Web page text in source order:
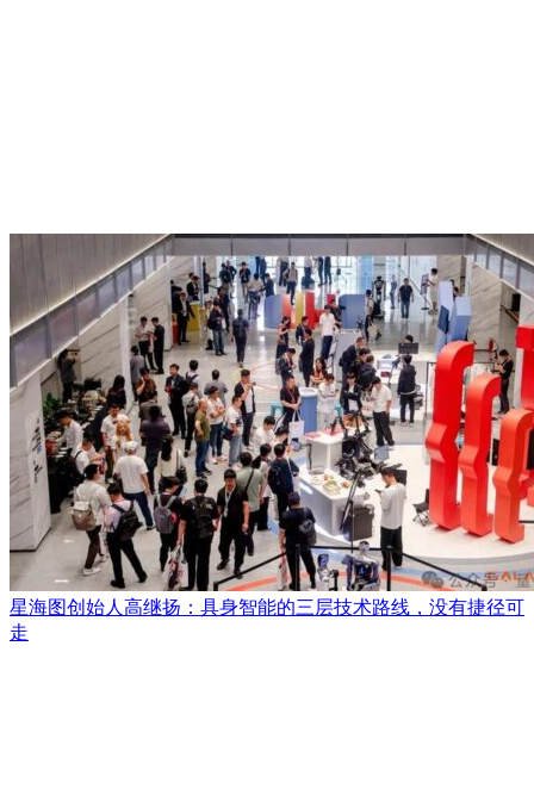
星海图创始人高继扬：具身智能的三层技术路线，没有捷径可
走